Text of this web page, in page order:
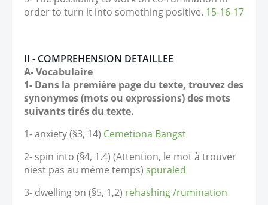
order to turn it into something positive. 15-16-17
II - COMPREHENSION DETAILLEE
A- Vocabulaire
1- Dans la première page du texte, trouvez des
synonymes (mots ou expressions) des mots
suivants tirés du texte.
1- anxiety (§3, 14) Cemetiona Bangst
2- spin into (§4, 1.4) (Attention, le mot à trouver
niest pas au même temps) spuraled
3- dwelling on (§5, 1,2) rehashing /rumination